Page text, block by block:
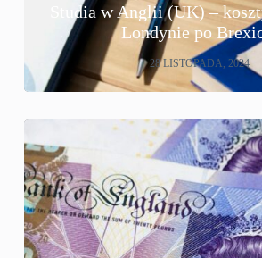
Studia w Anglii (UK) –
Londynie po
28 LISTOPADA, 2024